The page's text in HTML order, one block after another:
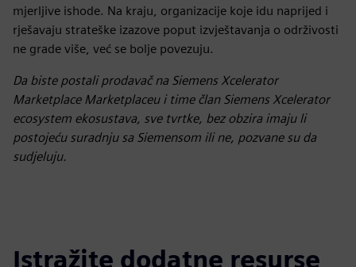
mjerljive ishode. Na kraju, organizacije koje idu naprijed i
rješavaju strateške izazove poput izvještavanja o održivosti
ne grade više, već se bolje povezuju.
Da biste postali prodavač na Siemens Xcelerator
Marketplace Marketplaceu i time član Siemens Xcelerator
ecosystem ekosustava, sve tvrtke, bez obzira imaju li
postojeću suradnju sa Siemensom ili ne, pozvane su da
sudjeluju.
Istražite dodatne resurse